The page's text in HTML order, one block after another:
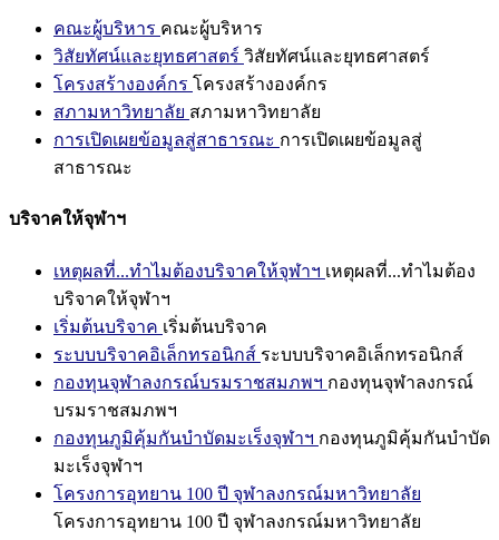
คณะผู้บริหาร คณะผู้บริหาร
วิสัยทัศน์และยุทธศาสตร์ วิสัยทัศน์และยุทธศาสตร์
โครงสร้างองค์กร โครงสร้างองค์กร
สภามหาวิทยาลัย สภามหาวิทยาลัย
การเปิดเผยข้อมูลสู่สาธารณะ การเปิดเผยข้อมูลสู่
สาธารณะ
บริจาคให้จุฬาฯ
เหตุผลที่...ทำไมต้องบริจาคให้จุฬาฯ เหตุผลที่...ทำไมต้อง
บริจาคให้จุฬาฯ
เริ่มต้นบริจาค เริ่มต้นบริจาค
ระบบบริจาคอิเล็กทรอนิกส์ ระบบบริจาคอิเล็กทรอนิกส์
กองทุนจุฬาลงกรณ์บรมราชสมภพฯ กองทุนจุฬาลงกรณ์
บรมราชสมภพฯ
กองทุนภูมิคุ้มกันบำบัดมะเร็งจุฬาฯ กองทุนภูมิคุ้มกันบำบัด
มะเร็งจุฬาฯ
โครงการอุทยาน 100 ปี จุฬาลงกรณ์มหาวิทยาลัย
โครงการอุทยาน 100 ปี จุฬาลงกรณ์มหาวิทยาลัย